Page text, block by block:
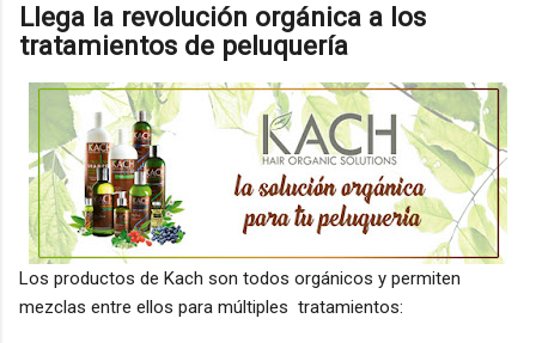
Llega la revolución orgánica a los
tratamientos de peluquería
Los productos de Kach son todos orgánicos y permiten
mezclas entre ellos para múltiples tratamientos: